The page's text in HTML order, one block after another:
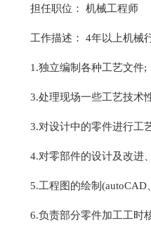
担任职位： 机械工程师
工作描述： 4年以上机械
1.独立编制各种工艺文件;
3.处理现场一些工艺技术
3.对设计中的零件进行工
4.对零部件的设计及改进
5.工程图的绘制(autoCAD
6.负责部分零件加工工时